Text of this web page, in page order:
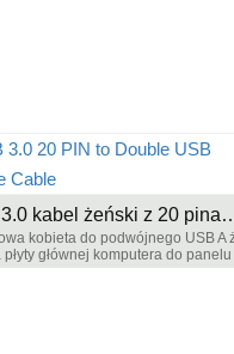
USB 3.0 kabel żeński z 20
płyty głównej komputera do panelu